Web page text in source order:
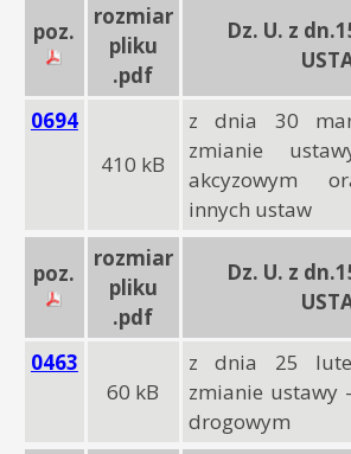
poz.
rozmiar
pliku
.pdf
Dz. U. z
0694
410 kB
z dnia 30
zmianie
akcyzowym
innych ustaw
poz.
rozmiar
pliku
.pdf
Dz. U. z
0463
60 kB
z dnia 25
zmianie ustawy
drogowym